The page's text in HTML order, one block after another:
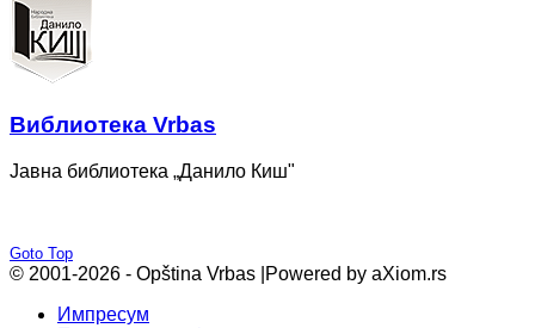
Bиблиотека Vrbas
Јавна библиотека „Данило Киш"
Goto Top
© 2001-2026 - Opština Vrbas | Powered by aXiom.rs
Импресум